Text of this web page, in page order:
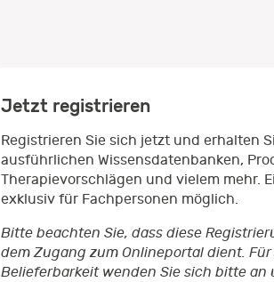
Jetzt registrieren
Registrieren Sie sich jetzt und erhalten
ausführlichen Wissensdatenbanken,
Therapievorschlägen und vielem mehr.
exklusiv für Fachpersonen möglich.
Bitte beachten Sie, dass diese
dem Zugang zum Onlineportal dient.
Belieferbarkeit wenden Sie sich bitte an